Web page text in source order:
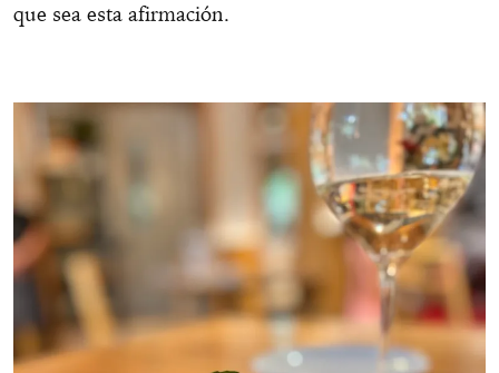
que sea esta afirmación.